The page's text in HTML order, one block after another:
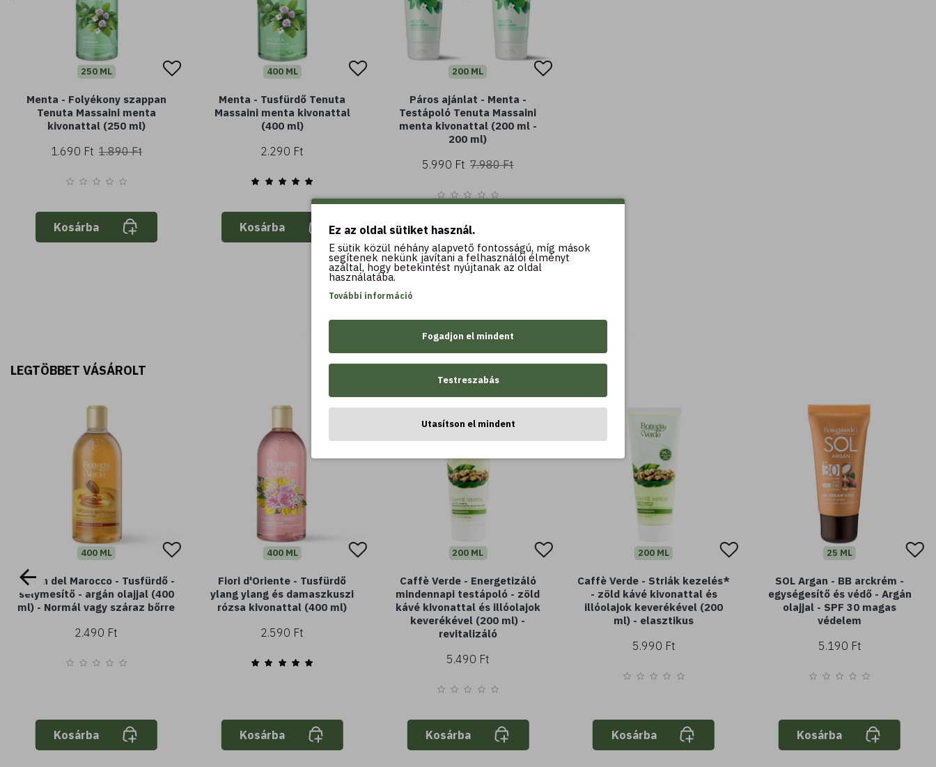
250 ML
Menta - Folyékony szappan
Tenuta Massaini menta
kivonattal (250 ml)
1.690 Ft 1.890 Ft
Kosárba
400 ML
Menta - Tusfürdő Tenuta
Massaini menta kivonattal
(400 ml)
2.290 Ft
Kosárba
200 ML
Páros ajánlat - Menta -
Testápoló Tenuta Massaini
menta kivonattal (200 ml -
200 ml)
5.990 Ft 7.980 Ft
Kosárba
LEGTÖBBET VÁSÁROLT
LEGTÖBBET VÁSÁROLT
400 ML
Argan del Marocco - Tusfürdő -
selymesítő - argán olajjal (400
ml) - Normál vagy száraz bőrre
2.490 Ft
Kosárba
400 ML
Fiori d'Oriente - Tusfürdő
ylang ylang és damaszkuszi
rózsa kivonattal (400 ml)
2.590 Ft
Kosárba
200 ML
Caffè Verde - Energetizáló
mindennapi testápoló - zöld
kávé kivonattal és illóolajok
keverékével (200 ml) -
revitalizáló
5.490 Ft
Kosárba
200 ML
Caffè Verde - Striák kezelés*
- zöld kávé kivonattal és
illóolajok keverékével (200
ml) - elasztikus
5.990 Ft
Kosárba
25 ML
SOL Argan - BB arckrém -
egységesítő és védő - Argán
olajjal - SPF 30 magas
védelem
5.190 Ft
Kosárba
Ez az oldal sütiket használ.
E sütik közül néhány alapvető fontosságú, míg mások
segítenek nekünk javítani a felhasználói élményt
azáltal, hogy betekintést nyújtanak az oldal
használatába.
További információ
Fogadjon el mindent
Testreszabás
Utasítson el mindent